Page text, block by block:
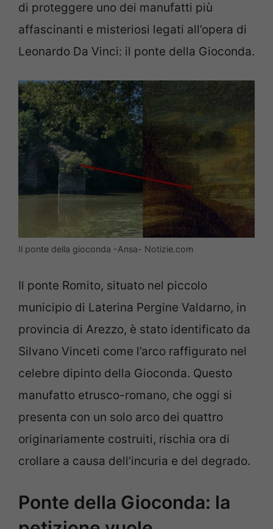
di proteggere uno dei manufatti più
affascinanti e misteriosi legati all’opera di
Leonardo Da Vinci: il ponte della Gioconda.
Il ponte della gioconda -Ansa- Notizie.com
Il ponte Romito, situato nel piccolo
municipio di Laterina Pergine Valdarno, in
provincia di Arezzo, è stato identificato da
Silvano Vinceti come l’arco raffigurato nel
celebre dipinto della Gioconda. Questo
manufatto etrusco-romano, che oggi si
presenta con un solo arco dei quattro
originariamente costruiti, rischia ora di
crollare a causa dell’incuria e del degrado.
Ponte della Gioconda: la